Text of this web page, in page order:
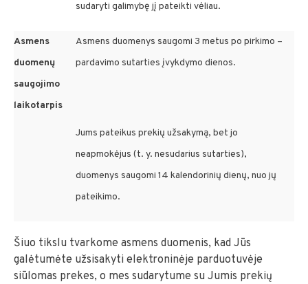
sudaryti galimybę jį pateikti vėliau.
Asmens
duomenų
saugojimo
laikotarpis
Asmens duomenys saugomi 3 metus po pirkimo –
pardavimo sutarties įvykdymo dienos.
Jums pateikus prekių užsakymą, bet jo
neapmokėjus (t. y. nesudarius sutarties),
duomenys saugomi 14 kalendorinių dienų, nuo jų
pateikimo.
Šiuo tikslu tvarkome asmens duomenis, kad Jūs
galėtumėte užsisakyti elektroninėje parduotuvėje
siūlomas prekes, o mes sudarytume su Jumis prekių